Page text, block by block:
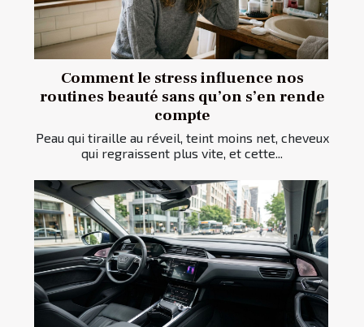
Comment le stress influence nos
routines beauté sans qu’on s’en rende
compte
Peau qui tiraille au réveil, teint moins net, cheveux
qui regraissent plus vite, et cette...